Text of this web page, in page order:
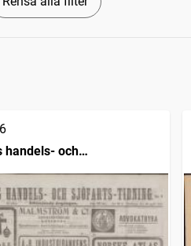
handels- och
(1832)